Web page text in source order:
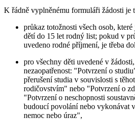
K řádně vyplněnému formuláři žádosti je
průkaz totožnosti všech osob,
dětí do 15 let rodný list; pokud v
uvedeno rodné příjmení, je třeba
pro všechny děti uvedené v
nezaopatřenost: "Potvrzení o
přerušení studia v souvislosti s
rodičovstvím" nebo "Potvrzení o
"Potvrzení o neschopnosti
budoucí povolání nebo vykonávat
nemoc nebo úraz",